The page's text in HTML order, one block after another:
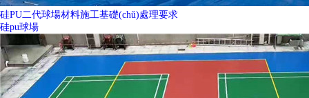
硅PU二代球場材料施工基礎(chǔ)處理要求
硅pu球場